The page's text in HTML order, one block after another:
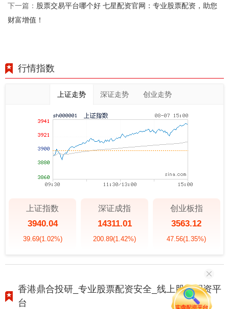
下一篇： 股票交易平台哪个好 七星配资官网：专业股票配资，助您
财富增值！
行情指数
上证走势 深证走势 创业走势
上证指数
3940.04
39.69(1.02%)
深证成指
14311.01
200.89(1.42%)
创业板指
3563.12
47.56(1.35%)
香港鼎合投研_专业股票配资安全_线上股票配资平
台